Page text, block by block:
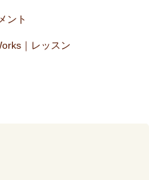
ント
｜レッスン